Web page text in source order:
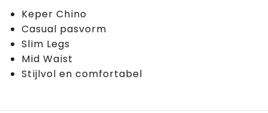
Keper Chino
Casual pasvorm
Slim Legs
Mid Waist
Stijlvol en comfortabel